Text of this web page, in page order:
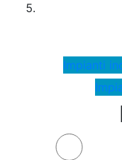
Impianti